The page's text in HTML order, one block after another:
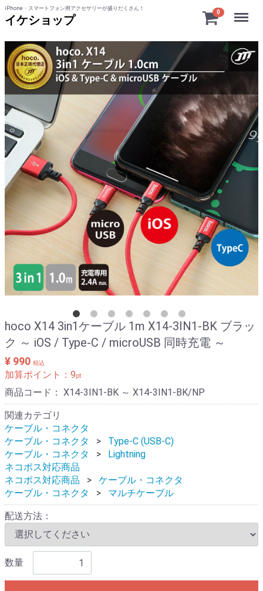
iPhone・スマートフォン用アクセサリーが盛りだくさん！
イケショップ
0 Menu
hoco X14 3in1ケーブル 1m X14-3IN1-BK ブラッ
ク ～ iOS / Type-C / microUSB 同時充電 ～
¥ 990 税込
加算ポイント： 9pt
商品コード： X14-3IN1-BK ～ X14-3IN1-BK/NP
関連カテゴリ
ケーブル・コネクタ
ケーブル・コネクタ
Type-C (USB-C)
ケーブル・コネクタ
Lightning
ネコポス対応商品
ネコポス対応商品
ケーブル・コネクタ
ケーブル・コネクタ
マルチケーブル
配送方法：
数量